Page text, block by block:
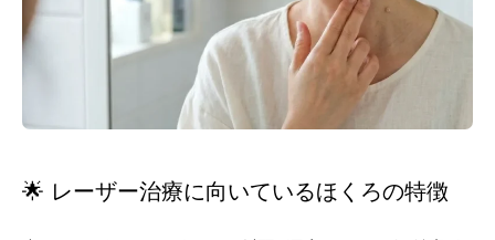
🌟 レーザー治療に向いているほくろの特徴